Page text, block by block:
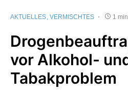
AKTUELLES VERMISCHTES 1
vor Alkohol-
Tabakproblem